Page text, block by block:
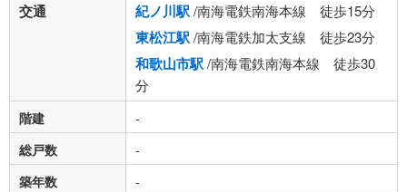
交通 紀ノ川駅/南海電鉄南海本線 徒歩15分
東松江駅/南海電鉄加太支線 徒歩23分
和歌山市駅/南海電鉄南海本線 徒歩30
分
階建
-
総戸数
-
築年数
-